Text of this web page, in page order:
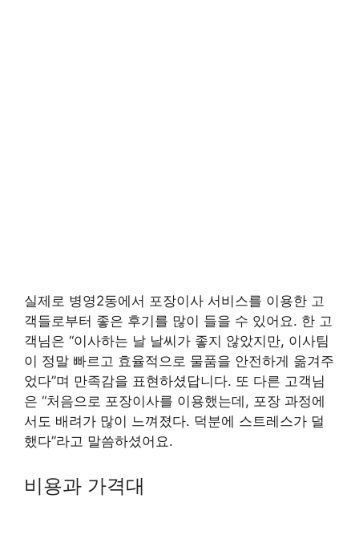
실제로 병영2동에서 포장이사 서비스를 이용한 고
객들로부터 좋은 후기를 많이 들을 수 있어요. 한 고
객님은 “이사하는 날 날씨가 좋지 않았지만, 이사팀
이 정말 빠르고 효율적으로 물품을 안전하게 옮겨주
었다”며 만족감을 표현하셨답니다. 또 다른 고객님
은 “처음으로 포장이사를 이용했는데, 포장 과정에
서도 배려가 많이 느껴졌다. 덕분에 스트레스가 덜
했다”라고 말씀하셨어요.
비용과 가격대